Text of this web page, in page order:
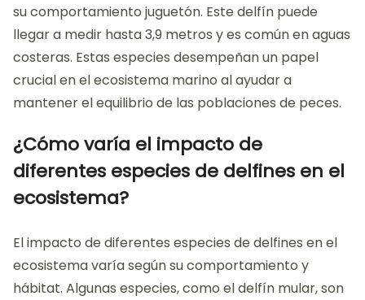
su comportamiento juguetón. Este delfín puede
llegar a medir hasta 3,9 metros y es común en aguas
costeras. Estas especies desempeñan un papel
crucial en el ecosistema marino al ayudar a
mantener el equilibrio de las poblaciones de peces.
¿Cómo varía el impacto de
diferentes especies de delfines en el
ecosistema?
El impacto de diferentes especies de delfines en el
ecosistema varía según su comportamiento y
hábitat. Algunas especies, como el delfín mular, son